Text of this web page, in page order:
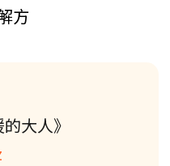
方
大人》